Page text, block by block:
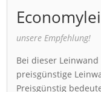
unsere Empfehlung!
Bei dieser
preisgünstige
Preisgünstig